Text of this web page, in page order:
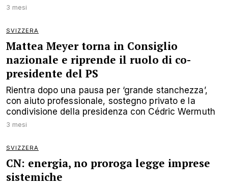
3 mesi
SVIZZERA
Mattea Meyer torna in Consiglio
nazionale e riprende il ruolo di co-
presidente del PS
Rientra dopo una pausa per ‘grande stanchezza’,
con aiuto professionale, sostegno privato e la
condivisione della presidenza con Cédric Wermuth
3 mesi
SVIZZERA
CN: energia, no proroga legge imprese
sistemiche